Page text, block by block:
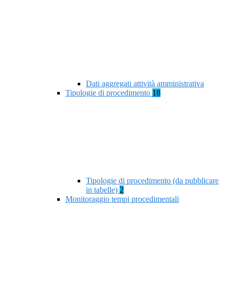
Dati aggregati attività amministrativa
Tipologie di procedimento 18
Tipologie di procedimento (da pubblicare
in tabelle) 2
Monitoraggio tempi procedimentali